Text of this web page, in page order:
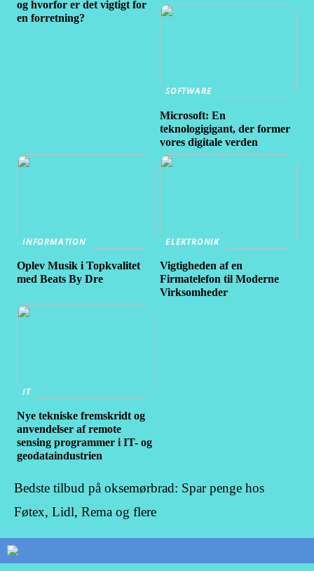
og hvorfor er det vigtigt for
en forretning?
SOFTWARE
Microsoft: En
teknologigigant, der former
vores digitale verden
INFORMATION
Oplev Musik i Topkvalitet
med Beats By Dre
ELEKTRONIK
Vigtigheden af en
Firmatelefon til Moderne
Virksomheder
IT
Nye tekniske fremskridt og
anvendelser af remote
sensing programmer i IT- og
geodataindustrien
Bedste tilbud på oksemørbrad: Spar penge hos
Føtex, Lidl, Rema og flere